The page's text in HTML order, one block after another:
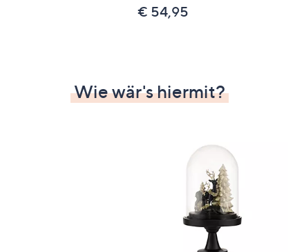
€ 54,95
Wie wär's hiermit?